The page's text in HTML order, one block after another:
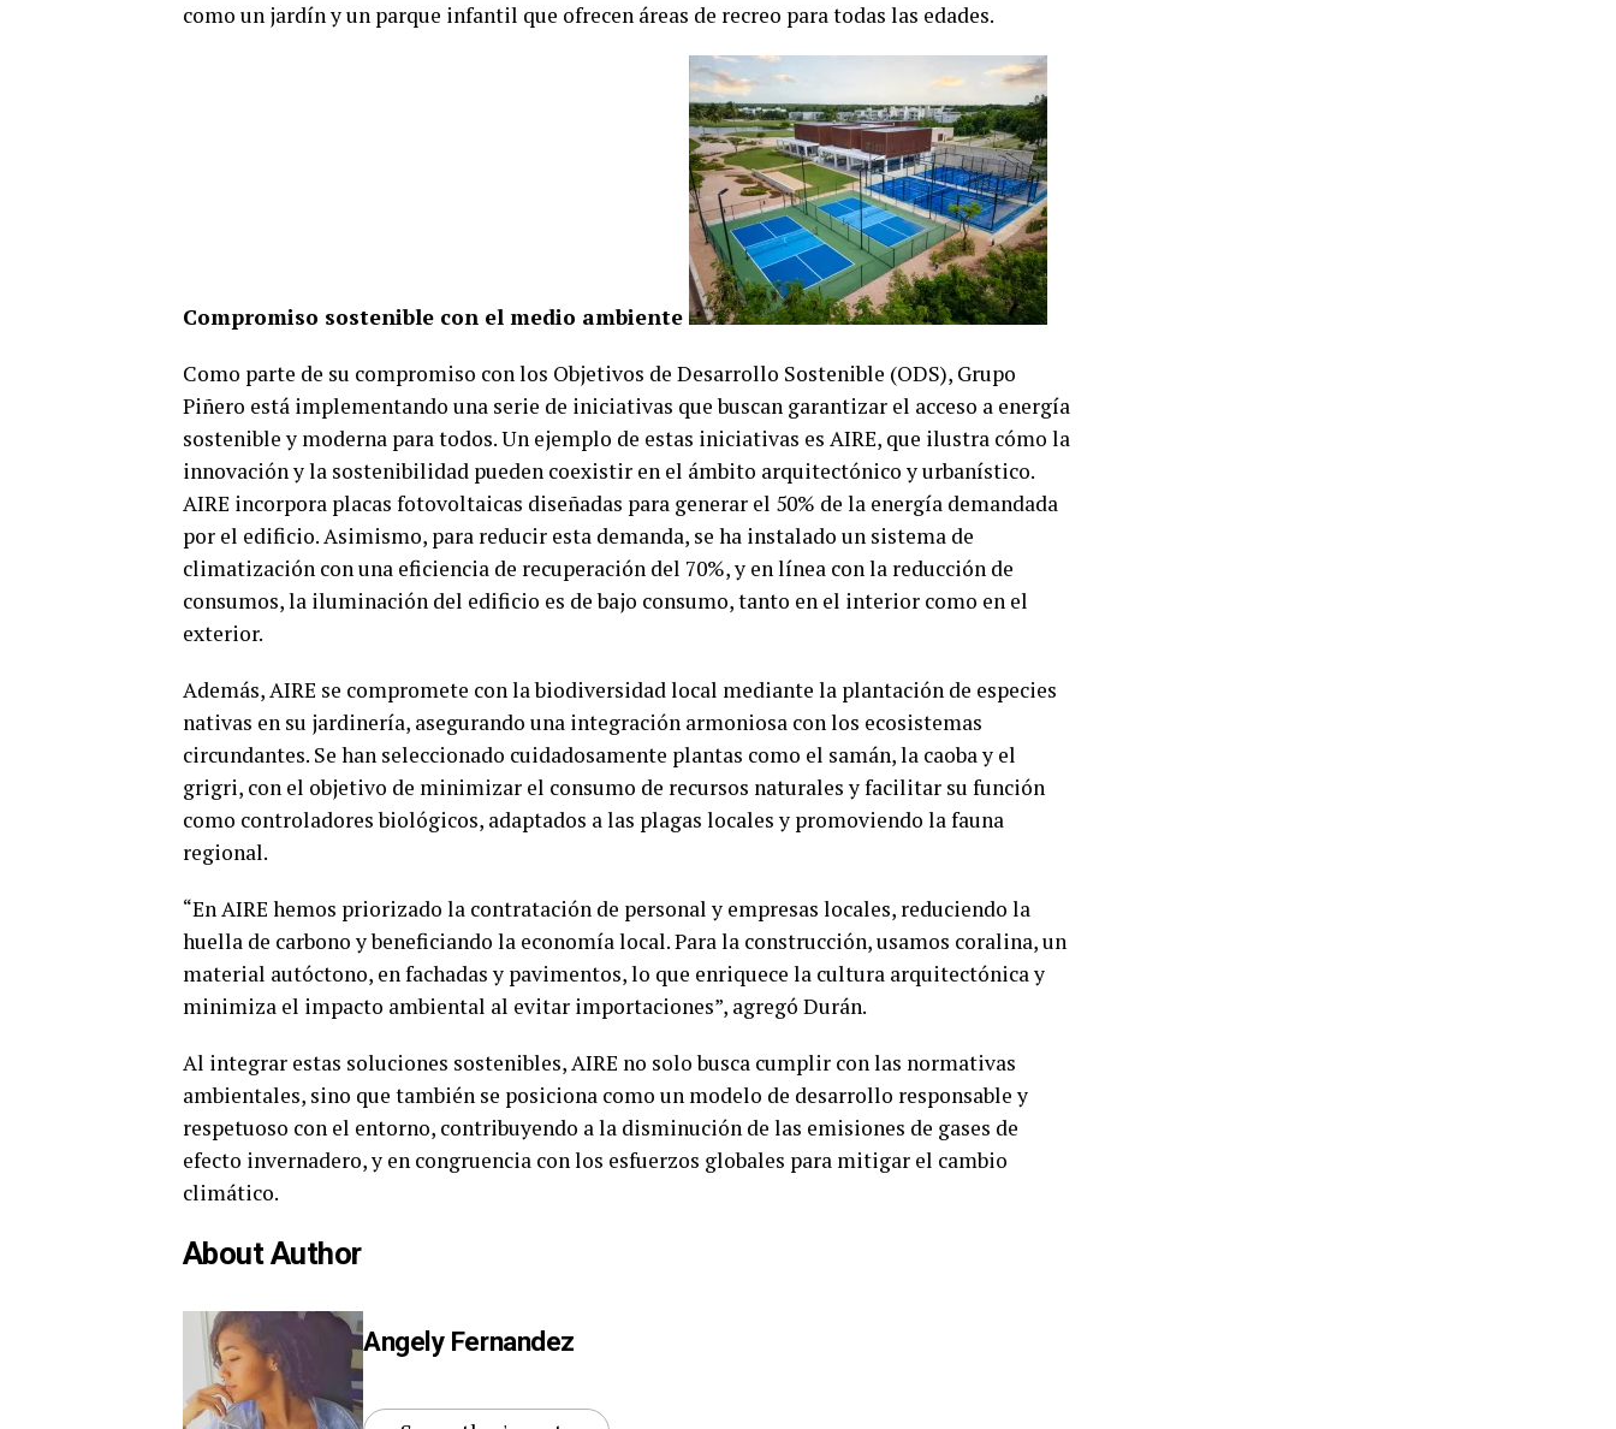
como un jardín y un parque infantil que ofrecen áreas de recreo para todas las edades.
Compromiso sostenible con el medio ambiente
Como parte de su compromiso con los Objetivos de Desarrollo Sostenible (ODS), Grupo
Piñero está implementando una serie de iniciativas que buscan garantizar el acceso a energía
sostenible y moderna para todos. Un ejemplo de estas iniciativas es AIRE, que ilustra cómo la
innovación y la sostenibilidad pueden coexistir en el ámbito arquitectónico y urbanístico.
AIRE incorpora placas fotovoltaicas diseñadas para generar el 50% de la energía demandada
por el edificio. Asimismo, para reducir esta demanda, se ha instalado un sistema de
climatización con una eficiencia de recuperación del 70%, y en línea con la reducción de
consumos, la iluminación del edificio es de bajo consumo, tanto en el interior como en el
exterior.
Además, AIRE se compromete con la biodiversidad local mediante la plantación de especies
nativas en su jardinería, asegurando una integración armoniosa con los ecosistemas
circundantes. Se han seleccionado cuidadosamente plantas como el samán, la caoba y el
grigri, con el objetivo de minimizar el consumo de recursos naturales y facilitar su función
como controladores biológicos, adaptados a las plagas locales y promoviendo la fauna
regional.
“En AIRE hemos priorizado la contratación de personal y empresas locales, reduciendo la
huella de carbono y beneficiando la economía local. Para la construcción, usamos coralina, un
material autóctono, en fachadas y pavimentos, lo que enriquece la cultura arquitectónica y
minimiza el impacto ambiental al evitar importaciones”, agregó Durán.
Al integrar estas soluciones sostenibles, AIRE no solo busca cumplir con las normativas
ambientales, sino que también se posiciona como un modelo de desarrollo responsable y
respetuoso con el entorno, contribuyendo a la disminución de las emisiones de gases de
efecto invernadero, y en congruencia con los esfuerzos globales para mitigar el cambio
climático.
About Author
Angely Fernandez